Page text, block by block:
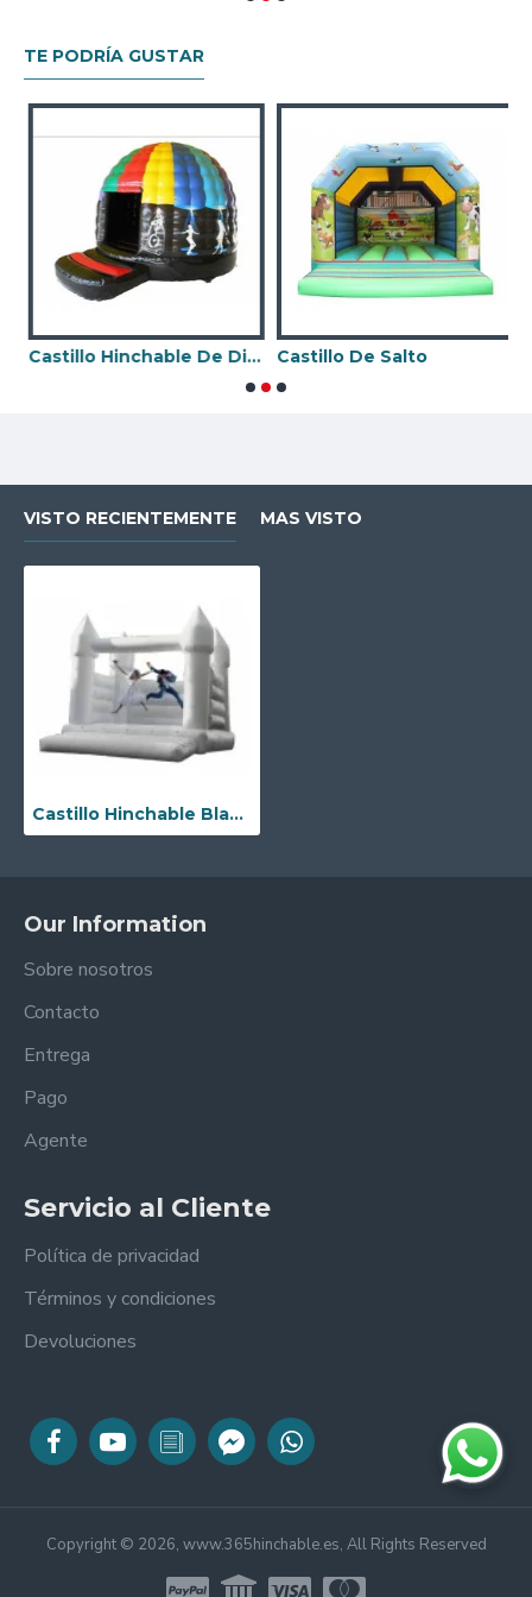
TE PODRÍA GUSTAR
Castillo Hinchable De Discoteca Castillo De Salto
VISTO RECIENTEMENTE MAS VISTO
Castillo Hinchable Blanco
Our Information
Sobre nosotros
Contacto
Entrega
Pago
Agente
Servicio al Cliente
Política de privacidad
Términos y condiciones
Devoluciones
Copyright © 2026, www.365hinchable.es, All Rights Reserved